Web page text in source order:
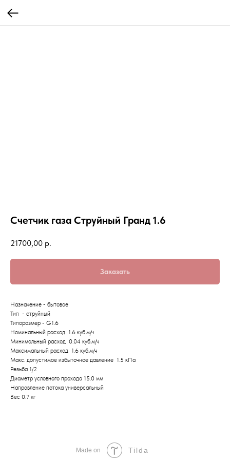
Счетчик газа Струйный Гранд 1.6
21700,00 р.
Заказать
Назначение - бытовое
Тип - струйный
Типоразмер - G1.6
Номинальный расход 1.6 куб.м/ч
Минимальный расход 0.04 куб.м/ч
Максимальный расход 1.6 куб.м/ч
Макс. допустимое избыточное давление 1.5 кПа
Резьба 1/2
Диаметр условного прохода 15.0 мм
Направление потока универсальный
Вес 0.7 кг
Made on Tilda